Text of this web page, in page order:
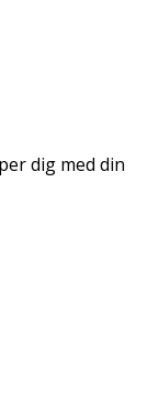
dig med din